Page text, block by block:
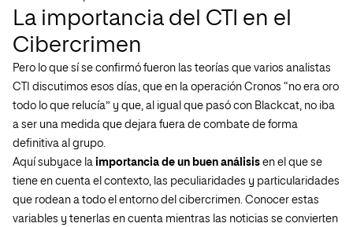
La importancia del CTI en el
Cibercrimen
Pero lo que sí se confirmó fueron las teorías que varios analistas
CTI discutimos esos días, que en la operación Cronos “no era oro
todo lo que relucía” y que, al igual que pasó con Blackcat, no iba
a ser una medida que dejara fuera de combate de forma
definitiva al grupo.
Aquí subyace la importancia de un buen análisis en el que se
tiene en cuenta el contexto, las peculiaridades y particularidades
que rodean a todo el entorno del cibercrimen. Conocer estas
variables y tenerlas en cuenta mientras las noticias se convierten